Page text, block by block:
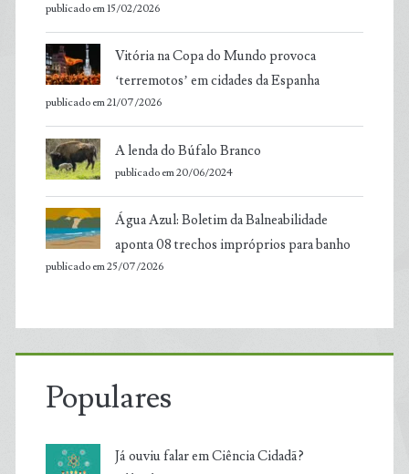
publicado em 15/02/2026
Vitória na Copa do Mundo provoca
‘terremotos’ em cidades da Espanha
publicado em 21/07/2026
A lenda do Búfalo Branco
publicado em 20/06/2024
Água Azul: Boletim da Balneabilidade
aponta 08 trechos impróprios para banho
publicado em 25/07/2026
Populares
Já ouviu falar em Ciência Cidadã?